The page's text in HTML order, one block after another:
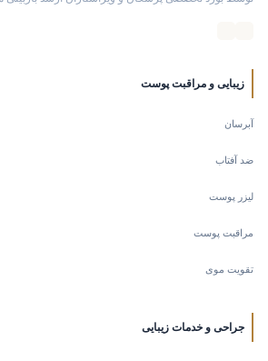
زیبایی و مراقبت پوست
آبرسان
ضد آفتاب
لیزر پوست
مراقبت پوست
تقویت موی
جراحی و خدمات زیبایی